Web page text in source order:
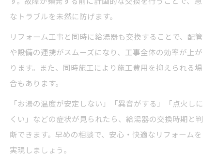
なトラブルを未然に防げます。
リフォーム工事と同時に給湯器も交換することで、配管
や設備の連携がスムーズになり、工事全体の効率が上が
ります。また、同時施工により施工費用を抑えられる場
合もあります。
「お湯の温度が安定しない」「異音がする」「点火しに
くい」などの症状が見られたら、給湯器の交換時期と判
断できます。早めの相談で、安心・快適なリフォームを
実現しましょう。